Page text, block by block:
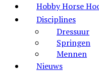
Hobby Horse
Disciplines
Dressuur
Springen
Mennen
Nieuws